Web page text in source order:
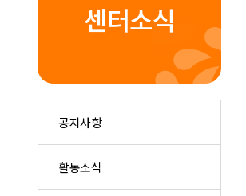
센터소식
공지사항
활동소식